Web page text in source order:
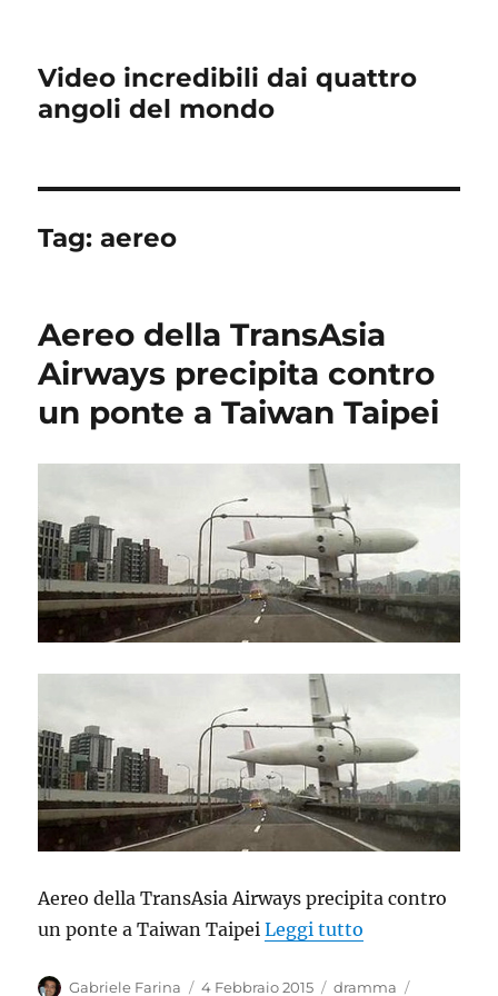
Video incredibili dai quattro
angoli del mondo
Tag:aereo
Aereo della TransAsia
Airways precipita contro
un ponte a Taiwan Taipei
Aereo della TransAsia Airways precipita contro
un ponte a Taiwan TaipeiLeggi tutto
Autore
Gabriele Farina Pubblicato
4 Febbraio 2015 Categorie
dramma